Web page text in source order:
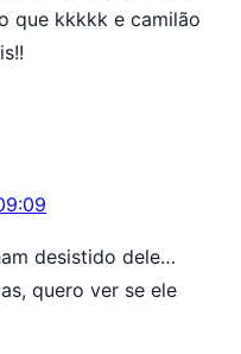
que kkkkk e camilão
desistido dele…
quero ver se ele